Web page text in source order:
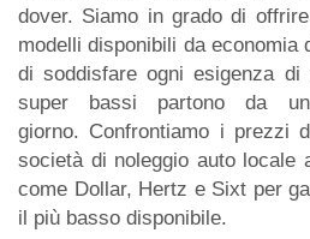
dover. Siamo in grado di
modelli disponibili da economia
di soddisfare ogni esigenza
super bassi partono da
giorno. Confrontiamo i prezzi
società di noleggio auto locale
come Dollar, Hertz e Sixt per
il più basso disponibile.